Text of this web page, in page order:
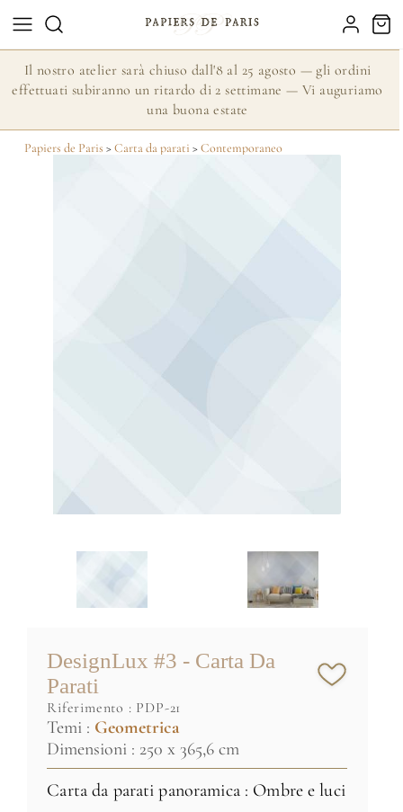
Il nostro atelier sarà chiuso dall'8 al 25 agosto — gli ordini
effettuati subiranno un ritardo di 2 settimane — Vi auguriamo
una buona estate
Papiers de Paris >Carta da parati >Contemporaneo
DesignLux #3 - Carta Da
Parati
riferimento : PDP-21
Temi : Geometrica
Dimensioni : 250 x 365,6 cm
Carta da parati panoramica : Ombre e luci